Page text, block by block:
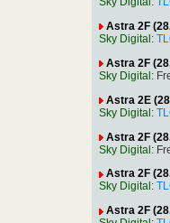
Astra 2F
Sky Digital :
Astra 2F
Sky Digital :
Astra 2E
Sky Digital:
Astra 2F
Sky Digital:
Astra 2F
Sky Digital :
Astra 2F